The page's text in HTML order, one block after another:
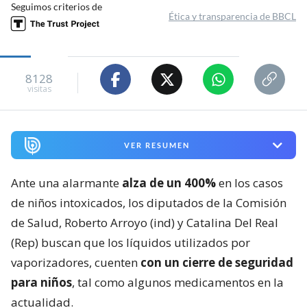
Seguimos criterios de
Ética y transparencia de BBCL
8128
visitas
VER RESUMEN
Ante una alarmante alza de un 400%en los casos
de niños intoxicados, los diputados de la Comisión
de Salud, Roberto Arroyo (ind) y Catalina Del Real
(Rep) buscan que los líquidos utilizados por
vaporizadores, cuenten con un cierre de seguridad
para niños, tal como algunos medicamentos en la
actualidad.